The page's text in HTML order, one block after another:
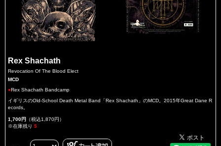
Rex Shachath
Revocation Of The Blood Elect
MCD
●Rex Shachath Bandcamp
イギリスのOld-School Death Metal Band「Rex Shachath」のMCD。2015年Great Dane R
ecords。
1,700円 （税込1,870円）
※在庫残り 5